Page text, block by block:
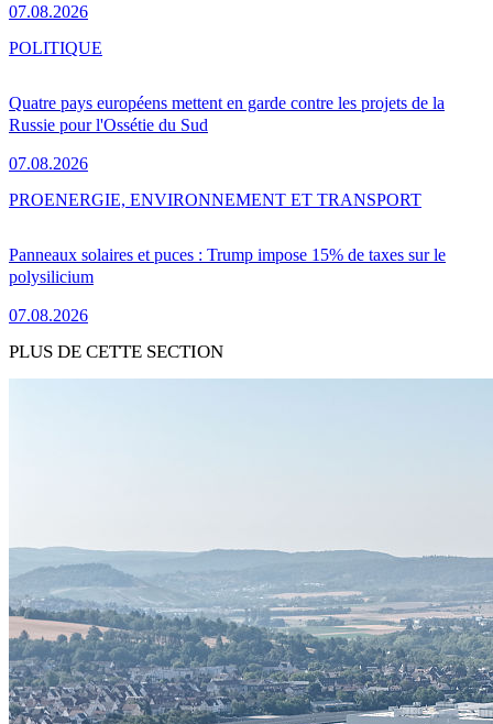
07.08.2026
Quatre pays européens mettent en garde contre les projets de la
Russie pour l'Ossétie du Sud
07.08.2026
POLITIQUE
Panneaux solaires et puces : Trump impose 15% de taxes sur le
polysilicium
07.08.2026
PROENERGIE, ENVIRONNEMENT ET TRANSPORT
PLUS DE CETTE SECTION